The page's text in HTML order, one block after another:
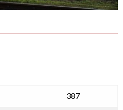
387